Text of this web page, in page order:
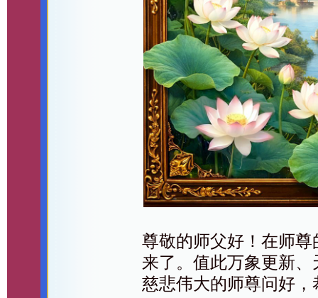
尊敬的师父好！在师
来了。值此万象更新
慈悲伟大的师尊问好